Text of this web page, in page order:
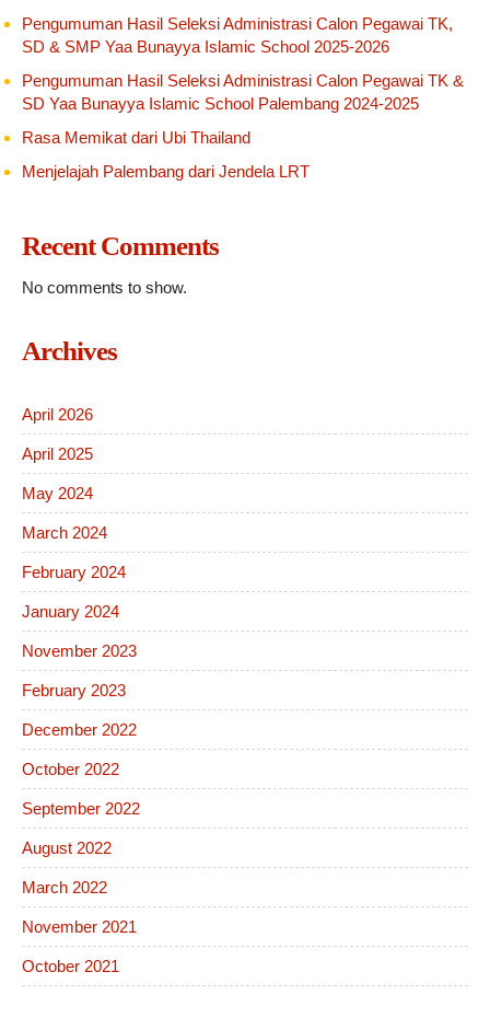
Pengumuman Hasil Seleksi Administrasi Calon Pegawai TK,
SD & SMP Yaa Bunayya Islamic School 2025-2026
Pengumuman Hasil Seleksi Administrasi Calon Pegawai TK &
SD Yaa Bunayya Islamic School Palembang 2024-2025
Rasa Memikat dari Ubi Thailand
Menjelajah Palembang dari Jendela LRT
Recent Comments
No comments to show.
Archives
April 2026
April 2025
May 2024
March 2024
February 2024
January 2024
November 2023
February 2023
December 2022
October 2022
September 2022
August 2022
March 2022
November 2021
October 2021